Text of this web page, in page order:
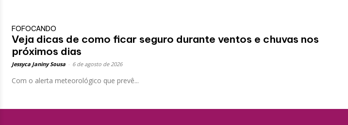
FOFOCANDO
Veja dicas de como ficar seguro durante ventos e chuvas nos
próximos dias
Jessyca Janiny Sousa 6 de agosto de 2026
Com o alerta meteorológico que prevê...